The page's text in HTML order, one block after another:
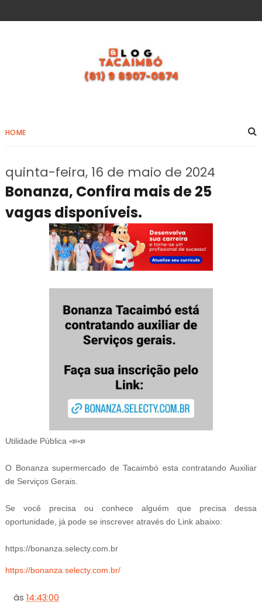
HOME
quinta-feira, 16 de maio de 2024
Bonanza, Confira mais de 25
vagas disponíveis.
Utilidade Pública 📣📣
O Bonanza supermercado de Tacaimbó esta contratando Auxiliar
de Serviços Gerais.
Se você precisa ou conhece alguém que precisa dessa
oportunidade, já pode se inscrever através do Link abaixo:
https://bonanza.selecty.com.br
https://bonanza.selecty.com.br/
às14:43:00